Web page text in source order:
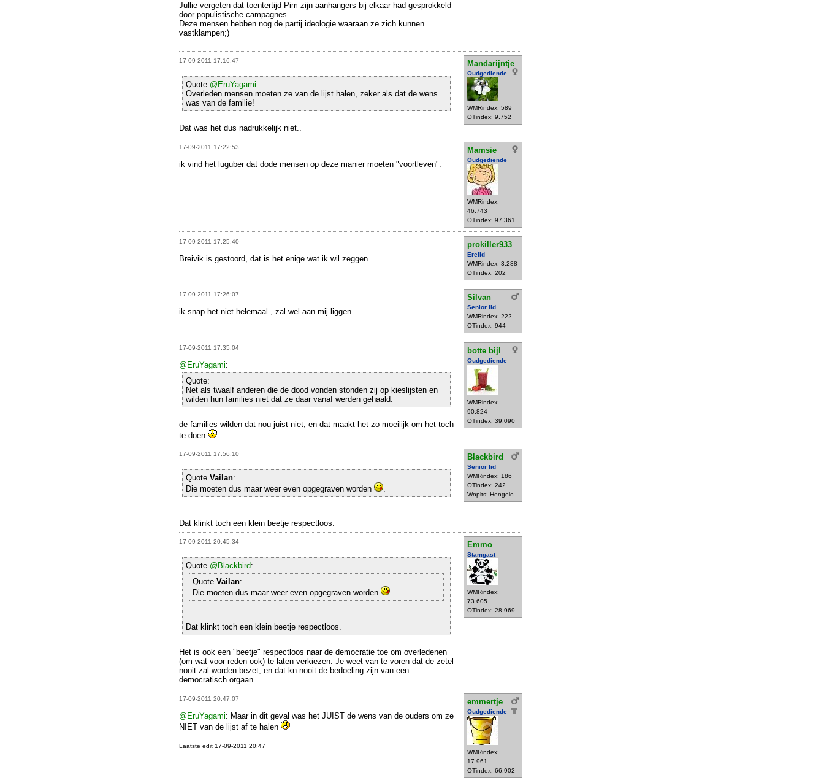
Jullie vergeten dat toentertijd Pim zijn aanhangers bij elkaar had gesprokkeld
door populistische campagnes.
Deze mensen hebben nog de partij ideologie waaraan ze zich kunnen
vastklampen;)
17-09-2011 17:16:47 Mandarijntje
Oudgediende
WMRindex: 589
OTindex: 9.752
Quote @EruYagami:
Overleden mensen moeten ze van de lijst halen, zeker als dat de wens
was van de familie!
Dat was het dus nadrukkelijk niet..
17-09-2011 17:22:53 Mamsie
Oudgediende
WMRindex:
46.743
OTindex: 97.361
ik vind het luguber dat dode mensen op deze manier moeten "voortleven".
17-09-2011 17:25:40 prokiller933
Erelid
WMRindex: 3.288
OTindex: 202
Breivik is gestoord, dat is het enige wat ik wil zeggen.
17-09-2011 17:26:07 Silvan
Senior lid
WMRindex: 222
OTindex: 944
ik snap het niet helemaal , zal wel aan mij liggen
17-09-2011 17:35:04 botte bijl
Oudgediende
WMRindex:
90.824
OTindex: 39.090
@EruYagami:
Quote:
Net als twaalf anderen die de dood vonden stonden zij op kieslijsten en
wilden hun families niet dat ze daar vanaf werden gehaald.
de families wilden dat nou juist niet, en dat maakt het zo moeilijk om het toch
te doen
17-09-2011 17:56:10 Blackbird
Senior lid
WMRindex: 186
OTindex: 242
Wnplts: Hengelo
Quote Vailan:
Die moeten dus maar weer even opgegraven worden
Dat klinkt toch een klein beetje respectloos.
17-09-2011 20:45:34 Emmo
Stamgast
WMRindex:
73.605
OTindex: 28.969
Quote @Blackbird:
Quote Vailan:
Die moeten dus maar weer even opgegraven worden
.
Dat klinkt toch een klein beetje respectloos.
Het is ook een "beetje" respectloos naar de democratie toe om overledenen
(om wat voor reden ook) te laten verkiezen. Je weet van te voren dat de zetel
nooit zal worden bezet, en dat kn nooit de bedoeling zijn van een
democratisch orgaan.
17-09-2011 20:47:07 emmertje
Oudgediende
WMRindex:
17.961
OTindex: 66.902
@EruYagami: Maar in dit geval was het JUIST de wens van de ouders om ze
NIET van de lijst af te halen
Laatste edit 17-09-2011 20:47